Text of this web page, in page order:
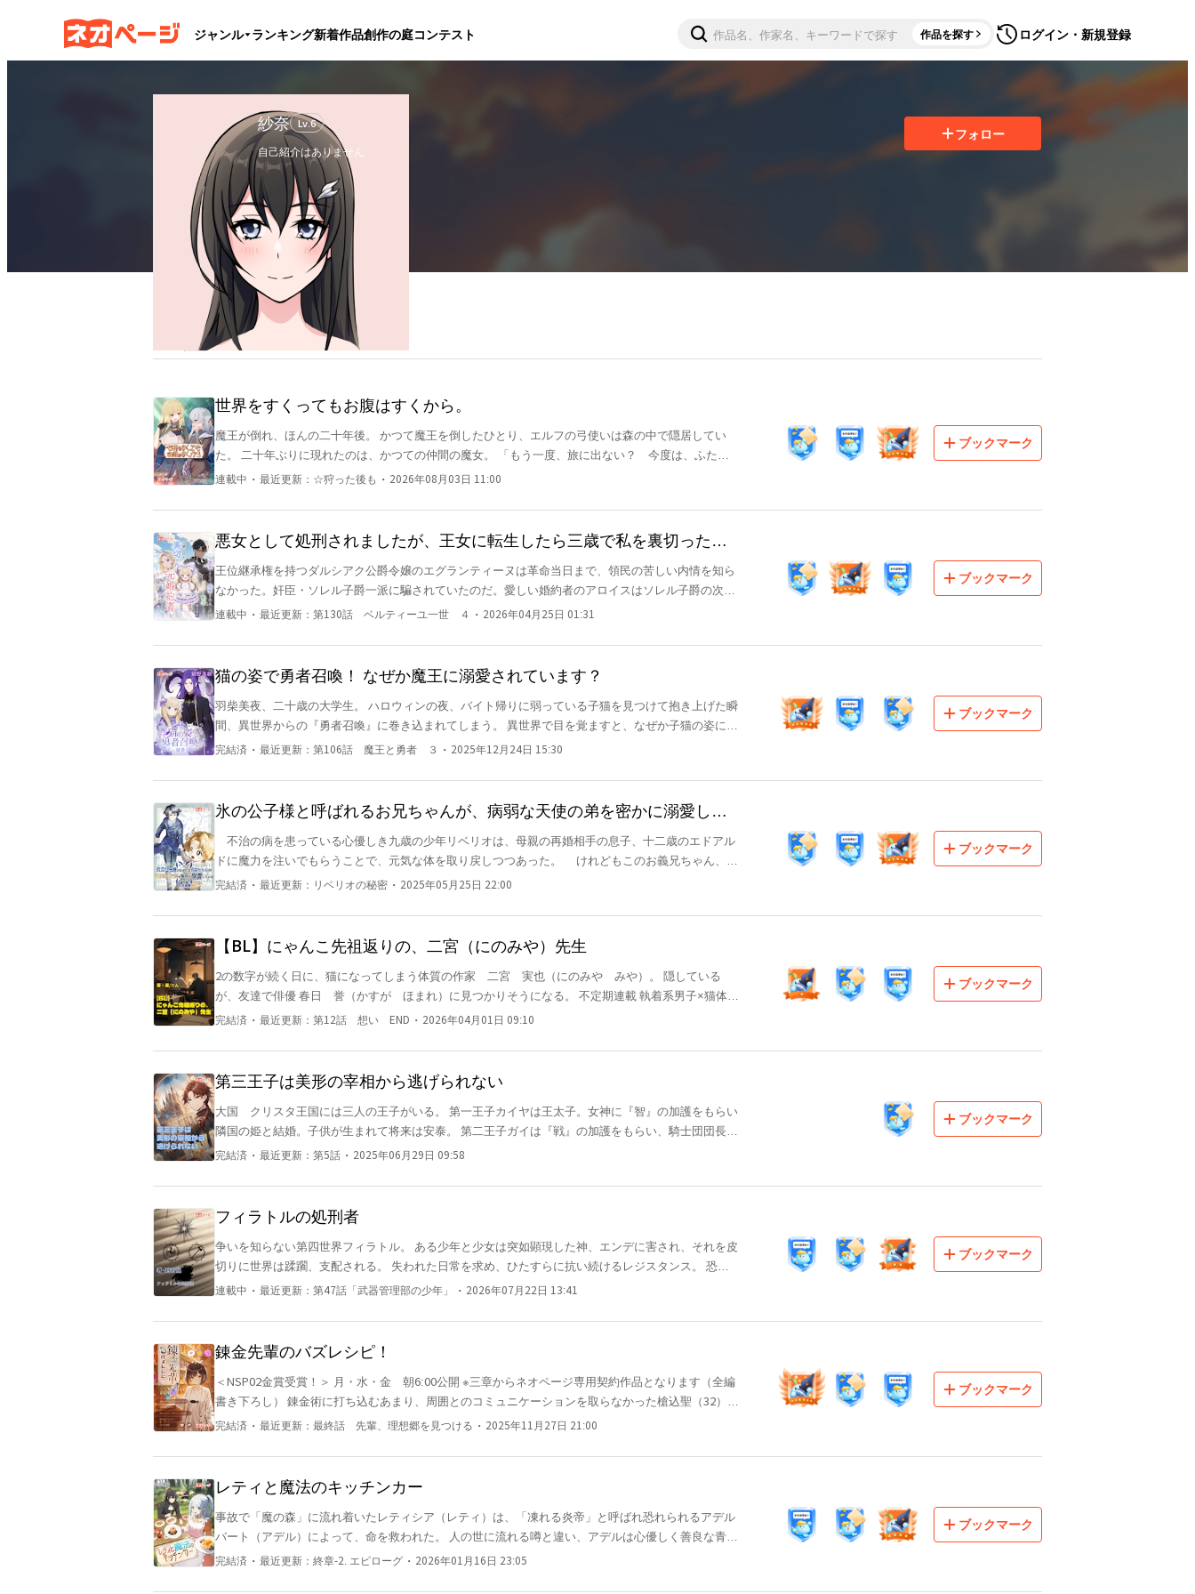
ジャンル ランキング新着作品創作の庭コンテスト 作品を探す ログイン・新規登録
紗奈 Lv.6
自己紹介はありません
フォロー 11 フォロワー
フォロー
ブックマーク
世界をすくってもお腹はすくから。
魔王が倒れ、ほんの二十年後。 かつて魔王を倒したひとり、エルフの弓使いは森の中で隠居してい
た。 二十年ぶりに現れたのは、かつての仲間の魔女。 「もう一度、旅に出ない？ 今度は、ふたり
で」 魔女の言葉をきっかけに、ふたりは世界を巡る旅へ出る。 世界をすくっても、満たされなかっ
す。 本作品の表紙はAIによるものではなく、イラストレーターは、めとなさいく様にご依頼しており
ます。
連載中 ・ 最近更新： ☆狩った後も ・ 2026年08月03日 11:00
ブックマーク
悪女として処刑されましたが、王女に転生したら三歳で私を裏切った元
婚約者と婚約しました
王位継承権を持つダルシアク公爵令嬢のエグランティーヌは革命当日まで、領民の苦しい内情を知ら
なかった。奸臣・ソレル子爵一派に騙されていたのだ。愛しい婚約者のアロイスはソレル子爵の次男
である。愕然としたものの、弟を逃すために囮になり、地下牢に投獄された。 アロイスは修道院行き
た。 名前はベルティーユ。 弟の訃報は入ってこない。 弟を見つけ、ソレルへ復讐することを計画し
ながら、筋トレに励む日々。 けれど、ソレル子爵は伯爵に陞爵し、王宮に食いこんでいた。ベルティ
ーユが三歳の誕生日を迎えると、ソレル直系の孫の縁談がまとめられそうになる。ソレルの包囲網が
えげつない。 アロイスは生涯独身宣言をしたものの、幼馴染みの男爵令嬢との縁談が進んでいるとい
う。 二度と騙されたりはしない。 ベルティーユは婚約者に自分を裏切ったアロイスを指名した。歳
の差は大きいが、国王の一声で婚約が整う。 元婚約者と婚約し、知らなかった事実を知る。 アロイ
ともに弟を探しだし、ダルシアク革命の真相を暴こうと動きだした。
連載中 ・ 最近更新： 第130話 ベルティーユ一世 ４ ・ 2026年04月25日 01:31
ブックマーク
猫の姿で勇者召喚！ なぜか魔王に溺愛されています？
羽柴美夜、二十歳の大学生。 ハロウィンの夜、バイト帰りに弱っている子猫を見つけて抱き上げた瞬
間、異世界からの『勇者召喚』に巻き込まれてしまう。 異世界で目を覚ますと、なぜか子猫の姿に！
しかも、ここは儀式を行った人族の国ではなく、召喚儀式に干渉した魔王の城。 （魔王に殺されちゃ
い子猫に、冷酷無慈悲なはずの魔王サマがメロメロになっているようで……？ 子猫姿で巻き込まれ召
喚された勇者なヒロインと猫可愛がりな魔王との溺愛ラブコメ、開幕。 ※毎週、月曜日と木曜日の週
二回、更新予定です。
完結済 ・ 最近更新： 第106話 魔王と勇者 ３ ・ 2025年12月24日 15:30
ブックマーク
氷の公子様と呼ばれるお兄ちゃんが、病弱な天使の弟を密かに溺愛して
いる
不治の病を患っている心優しき九歳の少年リベリオは、母親の再婚相手の息子、十二歳のエドアル
ドに魔力を注いでもらうことで、元気な体を取り戻しつつあった。 けれどもこのお義兄ちゃん、
『氷の貴公子様』なんて周りから言われるほど、無愛想で無口。 その裏に隠されたエドアルドお義
(弟)視点、偶数話がエドアルド(兄)視点です！ 隔日更新に変更になりました！
完結済 ・ 最近更新： リベリオの秘密 ・ 2025年05月25日 22:00
ブックマーク
【BL】にゃんこ先祖返りの、二宮（にのみや）先生
2の数字が続く日に、猫になってしまう体質の作家 二宮 実也（にのみや みや）。 隠している
が、友達で俳優 春日 誉（かすが ほまれ）に見つかりそうになる。 不定期連載 執着系男子×猫体質
男子
完結済 ・ 最近更新： 第12話 想い END ・ 2026年04月01日 09:10
ブックマーク
第三王子は美形の宰相から逃げられない
大国 クリスタ王国には三人の王子がいる。 第一王子カイヤは王太子。女神に『智』の加護をもらい
隣国の姫と結婚。子供が生まれて将来は安泰。 第二王子ガイは『戦』の加護をもらい、騎士団団長
へ。 第三王子の俺、カイルは上の兄たちには学業も体力も敵わなかった。 もう母（王妃）譲りの
俺はイメージを崩さないように猫かぶりして過ごしてきた。 だがいつもしつこく絡んでくる奴がい
る。美形の宰相 アレックス。 奴はそこにいるだけでキラキラとライトが当たっているようなオーラ
を振りまき、視線が合えば男女問わず魅了するという魔性の男。 俺の十八歳の【成人の儀】に奴が数
年ぶりに帰ってきて…。
完結済 ・ 最近更新： 第5話 ・ 2025年06月29日 09:58
ブックマーク
フィラトルの処刑者
争いを知らない第四世界フィラトル。 ある少年と少女は突如顕現した神、エンデに害され、それを皮
切りに世界は蹂躙、支配される。 失われた日常を求め、ひたすらに抗い続けるレジスタンス。 恐怖
し、最低限の平和の為に自ら服従を選ぶ者達。 更にはそれと相対し、暗躍する4体の魔。 様々な思惑
感情。 やがては処刑者と呼ばれる彼は翻弄されながらも全てを討つべく、神へと挑む。
連載中 ・ 最近更新： 第47話「武器管理部の少年」 ・ 2026年07月22日 13:41
ブックマーク
錬金先輩のバズレシピ！
＜NSP02金賞受賞！＞ 月・水・金 朝6:00公開 ※三章からネオページ専用契約作品となります（全編
書き下ろし） 錬金術に打ち込むあまり、周囲とのコミュニケーションを取らなかった槍込聖（32）
は、同期に成果を奪われ搾取の日々を送り続けていた。しかしその状況を打破しようと一人の女性が
る計画を立てていた。それが実行される当日、聖は原因不明の重体により救急搬送。ヒカリは兼ねて
からの書類をまとめ勤務先の上司に直談判。 無事退職を終えたヒカリは、かねてよりヘッドハンティ
ングを考えていた聖を誘い、とある配信チャンネルを設立した。 それが『先輩と後輩の錬金チャンネ
ル』というもの。 世に数多いる錬金術師の卵の熟練度を底上げしようと試みる実験的なチャンネルだ
った。 立ち上げ当初は誰もがそう思っていた。企画主のヒカリでさえも。 だがそれを覆した存在が
いる。 「え、エリクサー？ 熟練度250で作れるよ。素材は要相談だけど。まだレシピが出回ってな
完結済 ・ 最近更新： 最終話 先輩、理想郷を見つける ・ 2025年11月27日 21:00
ブックマーク
レティと魔法のキッチンカー
事故で「魔の森」に流れ着いたレティシア（レティ）は、「凍れる炎帝」と呼ばれ恐れられるアデル
バート（アデル）によって、命を救われた。 人の世に流れる噂と違い、アデルは心優しく善良な青
年。 恐れられていた「魔の森」も、実際は、精霊と植物の恵みに満ちた美しい「恵みの森」だった。
完結済 ・ 最近更新： 終章-2. エピローグ ・ 2026年01月16日 23:05
ブックマーク